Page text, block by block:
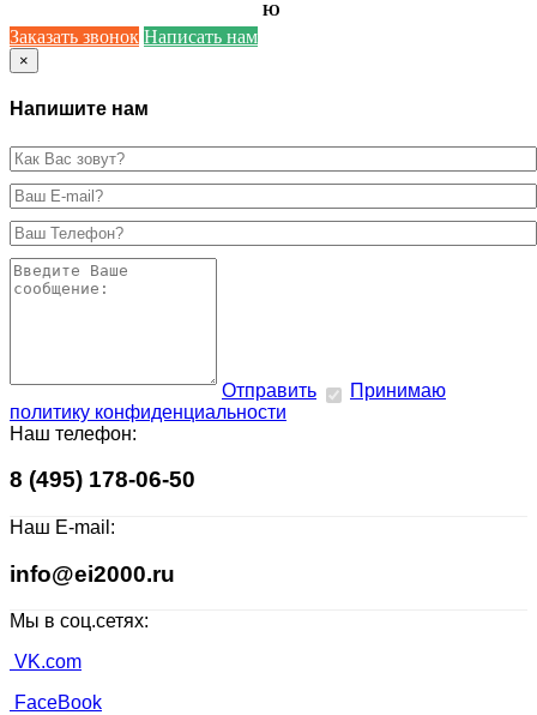
Ю
Заказать звонок Написать нам
×
Напишите нам
Отправить
Принимаю
политику конфиденциальности
Наш телефон:
8 (495) 178-06-50
Наш E-mail:
info@ei2000.ru
Мы в соц.сетях:
VK.com
FaceBook